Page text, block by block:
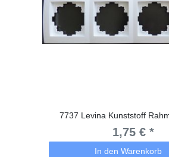
7737 Levina Kunststoff
1,75 € *
In den Warenkorb